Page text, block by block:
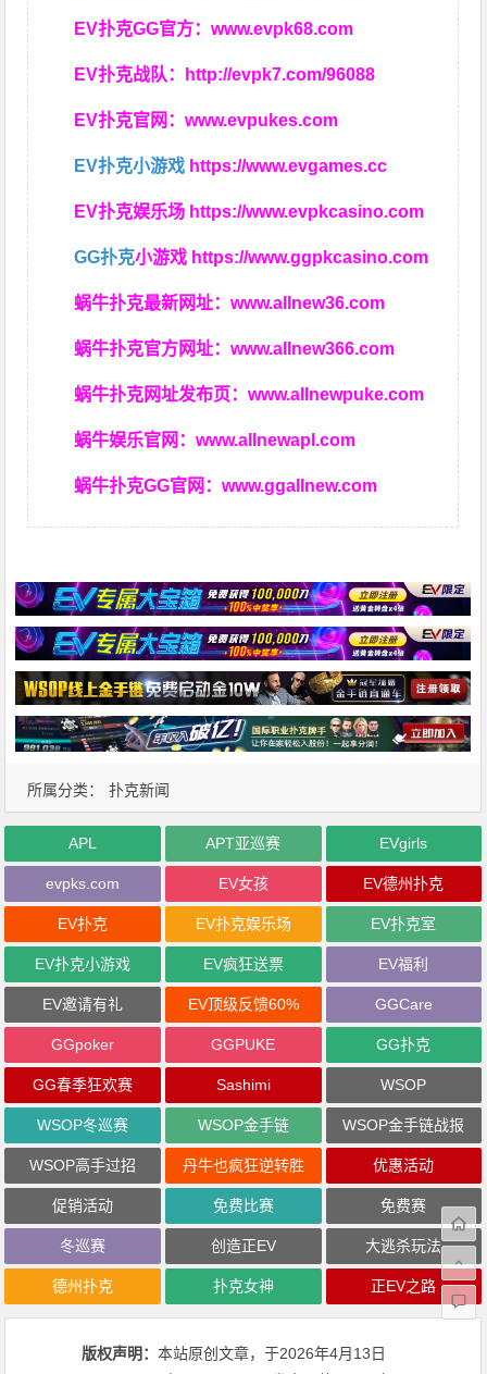
EV扑克GG官方：www.evpk68.com
EV扑克战队： http://evpk7.com/96088
EV扑克官网：www.evpukes.com
EV扑克小游戏 https://www.evgames.cc
EV扑克娱乐场 https://www.evpkcasino.com
GG扑克小游戏 https://www.ggpkcasino.com
蜗牛扑克最新网址：www.allnew36.com
蜗牛扑克官方网址：www.allnew366.com
蜗牛扑克网址发布页：www.allnewpuke.com
蜗牛娱乐官网：www.allnewapl.com
蜗牛扑克GG官网：www.ggallnew.com
所属分类： 扑克新闻
APL APT亚巡赛 EVgirls
evpks.com EV女孩 EV德州扑克
EV扑克 EV扑克娱乐场 EV扑克室
EV扑克小游戏 EV疯狂送票 EV福利
EV邀请有礼 EV顶级反馈60% GGCare
GGpoker GGPUKE GG扑克
GG春季狂欢赛 Sashimi WSOP
WSOP冬巡赛 WSOP金手链 WSOP金手链战报
WSOP高手过招 丹牛也疯狂逆转胜 优惠活动
促销活动 免费比赛 免费赛
冬巡赛 创造正EV 大逃杀玩法
德州扑克 扑克女神 正EV之路
版权声明：本站原创文章，于2026年4月13日